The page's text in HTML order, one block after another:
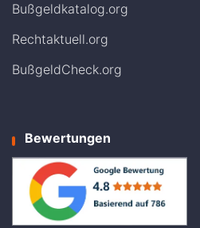
Bußgeldkatalog.org
Rechtaktuell.org
BußgeldCheck.org
Bewertungen